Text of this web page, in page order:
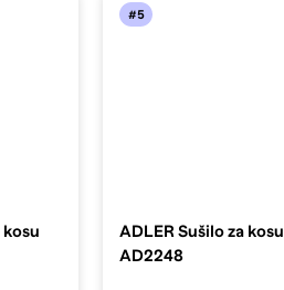
kosu
#5
ADLER Sušilo za kosu
AD2248